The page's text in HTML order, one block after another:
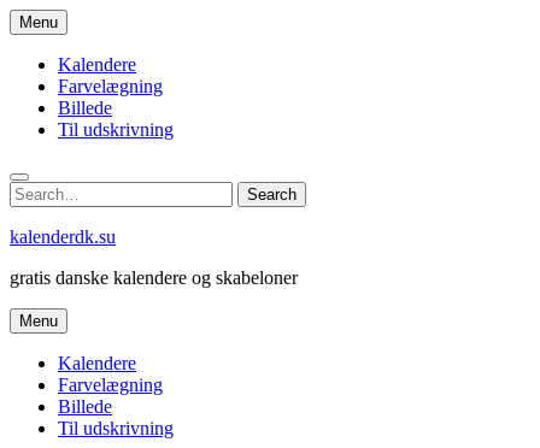
Skip
to
content
Menu
Kalendere
Farvelægning
Billede
Til udskrivning
Search
for:
Search
kalenderdk.su
gratis danske kalendere og skabeloner
Menu
Kalendere
Farvelægning
Billede
Til udskrivning